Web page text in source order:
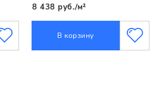
8 438 руб./м²
В корзину